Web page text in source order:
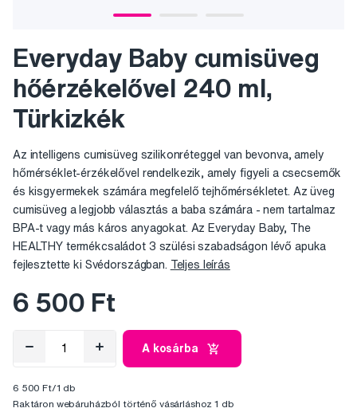
Everyday Baby cumisüveg
hőérzékelővel 240 ml,
Türkizkék
Az intelligens cumisüveg szilikonréteggel van bevonva, amely
hőmérséklet-érzékelővel rendelkezik, amely figyeli a csecsemők
és kisgyermekek számára megfelelő tejhőmérsékletet. Az üveg
cumisüveg a legjobb választás a baba számára - nem tartalmaz
BPA-t vagy más káros anyagokat. Az Everyday Baby, The
HEALTHY termékcsaládot 3 szülési szabadságon lévő apuka
fejlesztette ki Svédországban. Teljes leírás
6 500 Ft
A kosárba
6 500 Ft/1 db
Raktáron webáruházból történő vásárláshoz 1 db